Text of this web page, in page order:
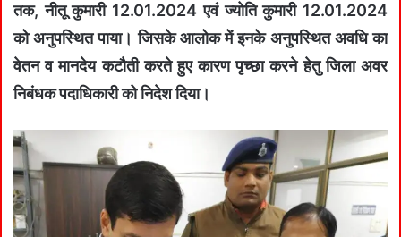
तक, नीतू कुमारी 12.01.2024 एवं ज्योति कुमारी 12.01.2024
को अनुपस्थित पाया। जिसके आलोक में इनके अनुपस्थित अवधि का
वेतन व मानदेय कटौती करते हुए कारण पृच्छा करने हेतु जिला अवर
निबंधक पदाधिकारी को निदेश दिया।